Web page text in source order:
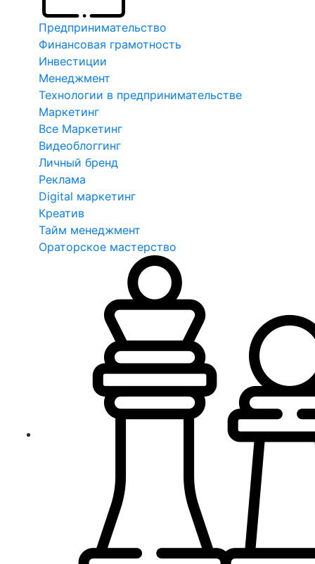
Предпринимательство
Финансовая грамотность
Инвестиции
Менеджмент
Технологии в предпринимательстве
Маркетинг
Все Маркетинг
Видеоблоггинг
Личный бренд
Реклама
Digital маркетинг
Креатив
Тайм менеджмент
Ораторское мастерство